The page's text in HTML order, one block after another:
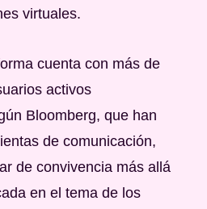
virtuales.
cuenta con más de
activos
Bloomberg, que han
de comunicación,
de convivencia más allá
en el tema de los